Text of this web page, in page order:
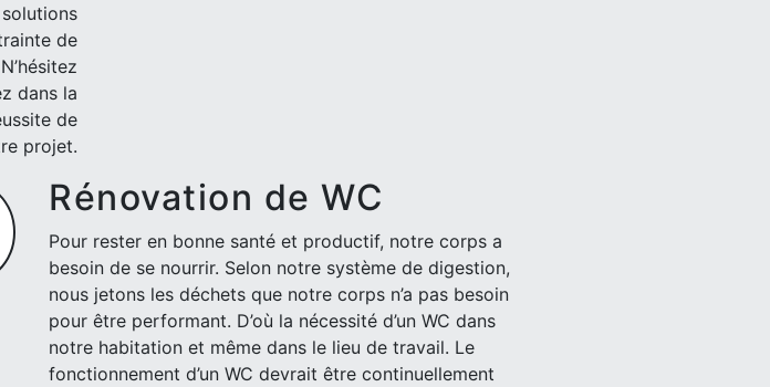
de
dans la
de
projet.
Rénovation de WC
Pour rester en bonne santé et productif, notre corps a
besoin de se nourrir. Selon notre système de digestion,
nous jetons les déchets que notre corps n’a pas besoin
pour être performant. D’où la nécessité d’un WC dans
notre habitation et même dans le lieu de travail. Le
fonctionnement d’un WC devrait être continuellement